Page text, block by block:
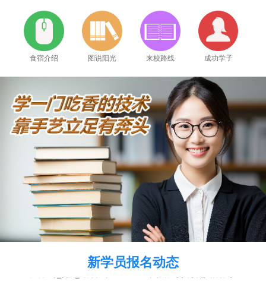
食宿介绍 图说阳光 来校路线 成功学子
新学员报名动态
2026年8月9号_广东_谭同学（139****1157）报名:【手机维修培训班】
2026年8月9号_浙江_杨同学（130****8587）报名: 【手机维修培训班】
2026年8月9号_安徽_杨同学（135****7406）报名: 【手机维修培训班】
2026年8月9号_贵州_马同学（151****3239）报名:【手机维修培训班】